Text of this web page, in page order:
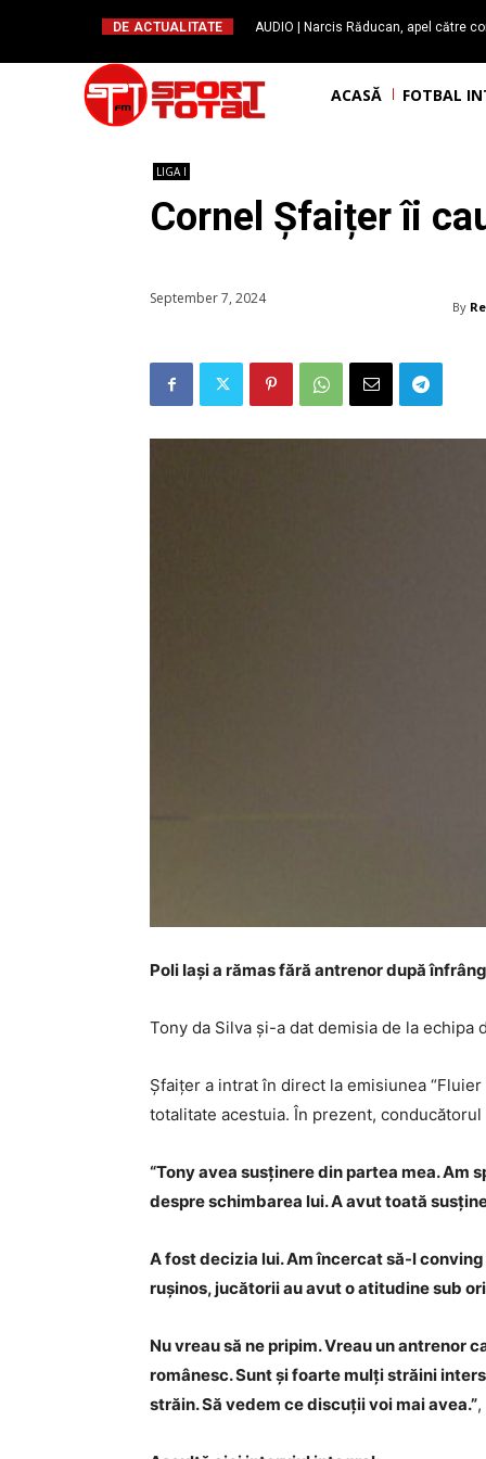
DE ACTUALITATE
AUDIO | Narcis Răducan, apel către
ACASĂ FOTBAL
LIGA I
Cornel Șfaițer îi
September 7, 2024 By
Poli Iași a rămas fără antrenor după
Tony da Silva și-a dat demisia de la
Șfaițer a intrat în direct la emisiunea
totalitate acestuia. În prezent,
“Tony avea susținere din partea mea. Am
despre schimbarea lui. A avut toată
A fost decizia lui. Am încercat să-l
rușinos, jucătorii au avut o atitudine sub
Nu vreau să ne pripim. Vreau un antrenor
românesc. Sunt și foarte mulți străini
străin. Să vedem ce discuții voi mai avea.”